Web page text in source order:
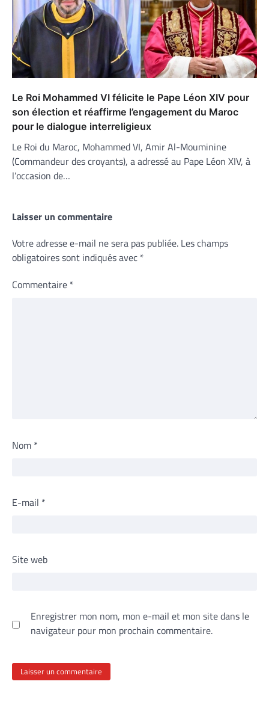
Le Roi Mohammed VI félicite le Pape Léon XIV pour
son élection et réaffirme l’engagement du Maroc
pour le dialogue interreligieux
Le Roi du Maroc, Mohammed VI, Amir Al-Mouminine
(Commandeur des croyants), a adressé au Pape Léon XIV, à
l’occasion de…
Laisser un commentaire
Votre adresse e-mail ne sera pas publiée. Les champs
obligatoires sont indiqués avec *
Commentaire *
Nom *
E-mail *
Site web
Enregistrer mon nom, mon e-mail et mon site dans le
navigateur pour mon prochain commentaire.